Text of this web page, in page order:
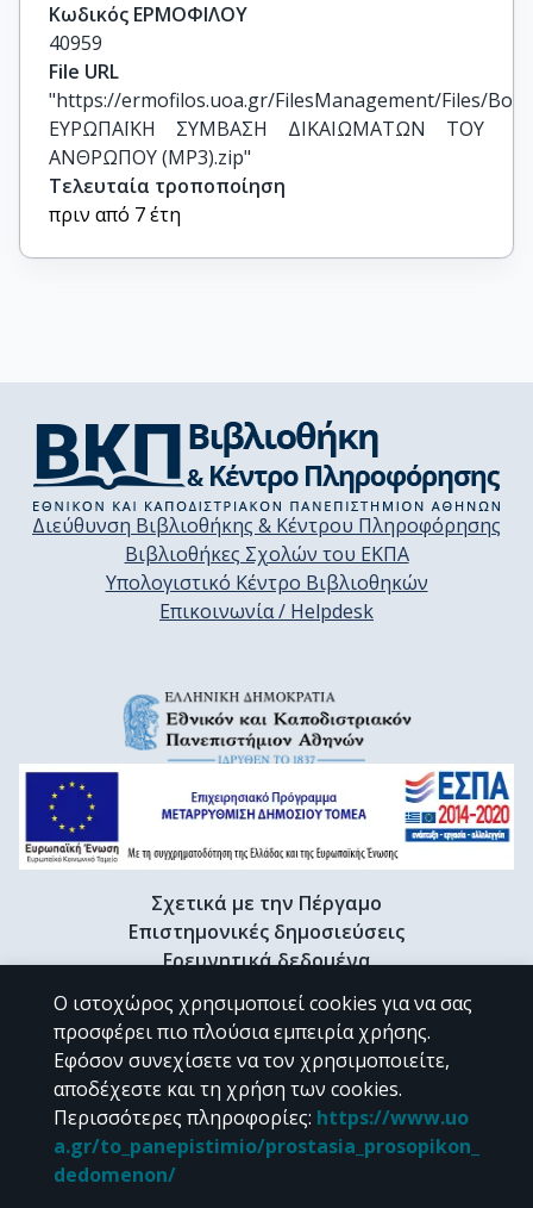
Κωδικός ΕΡΜΟΦΙΛΟΥ
40959
File URL
"https://ermofilos.uoa.gr/FilesManagement/Files/
ΕΥΡΩΠΑΪΚΗ ΣΥΜΒΑΣΗ ΔΙΚΑΙΩΜΑΤΩΝ ΤΟΥ
ΑΝΘΡΩΠΟΥ (MP3).zip"
Τελευταία τροποποίηση
πριν από 7 έτη
Διεύθυνση Βιβλιοθήκης & Κέντρου Πληροφόρησης
Βιβλιοθήκες Σχολών του ΕΚΠΑ
Υπολογιστικό Κέντρο Βιβλιοθηκών
Επικοινωνία / Helpdesk
Σχετικά με την Πέργαμο
Επιστημονικές δημοσιεύσεις
Ερευνητικά δεδομένα
Διδακτορικές διατριβές & Γκρίζα βιβλιογραφία
Προφίλ Ερευνητή
CC BY-NC 4.0
Εκτός αν αναφέρεται διαφορετικά, το υλικό της "Περγάμου" διατίθεται
Ο ιστοχώρος χρησιμοποιεί cookies για να σας
προσφέρει πιο πλούσια εμπειρία χρήσης.
Εφόσον συνεχίσετε να τον χρησιμοποιείτε,
αποδέχεστε και τη χρήση των cookies.
Περισσότερες πληροφορίες: https://www.uo
a.gr/to_panepistimio/prostasia_prosopikon_
dedomenon/